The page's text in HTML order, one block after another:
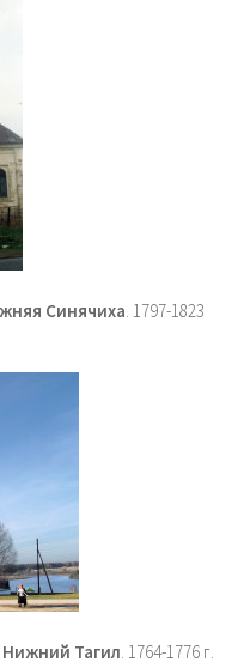
Синячиха. 1797-1823
Тагил. 1764-1776 г.